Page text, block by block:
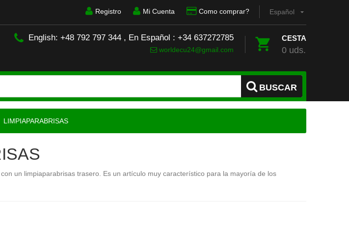
Español
Registro Mi Cuenta Como comprar?
CESTA
0 uds.
English: +48 792 797 344 , En Español : +34 637272785
worldecu24@gmail.com
BUSCAR
LIMPIAPARABRISAS
un limpiaparabrisas trasero. Es un artículo muy característico para la mayoría de los